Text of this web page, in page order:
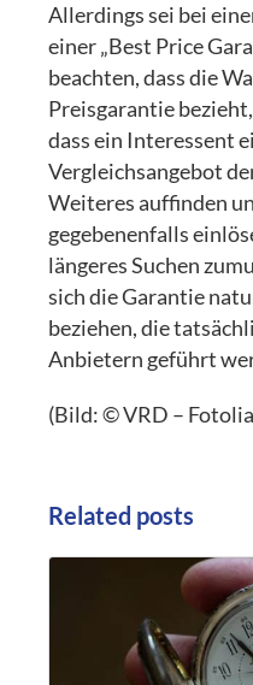
Allerdings sei bei
einer „Best Price
beachten, dass die
Preisgarantie
dass ein Interessent
Vergleichsangebot
Weiteres auffinden
gegebenenfalls
längeres Suchen
sich die Garantie
beziehen, die
Anbietern geführt
(Bild: © VRD –
Related posts